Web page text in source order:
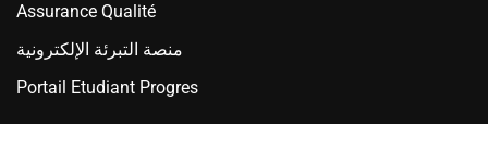
Assurance Qualité
منصة التبرئة الإلكترونية
Portail Etudiant Progres